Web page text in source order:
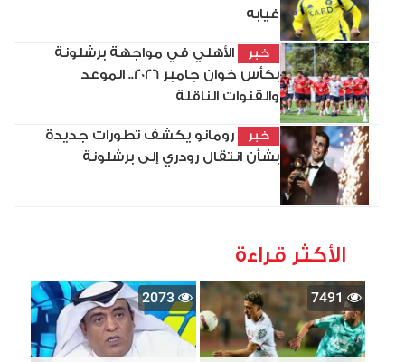
غيابه
خبر
الأهلي في مواجهة برشلونة
بكأس خوان جامبر 2026.. الموعد
والقنوات الناقلة
خبر
رومانو يكشف تطورات جديدة
بشأن انتقال رودري إلى برشلونة
الأكثر قراءة
7491
2073